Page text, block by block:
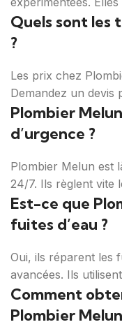
Quels sont les
?
Les prix chez
Demandez un devis
Plombier
d’urgence ?
Plombier Melun est
24/7. Ils règlent vite
Est-ce que
fuites d’eau ?
Oui, ils réparent les
avancées. Ils
Comment
Plombier